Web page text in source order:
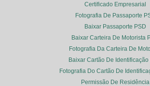
Certificado Empresarial
Fotografia De Passaporte
Baixar Passaporte PSD
Baixar Carteira De Motorista
Fotografia Da Carteira De
Baixar Cartão De Identificação
Fotografia Do Cartão De
Permissão De Residência